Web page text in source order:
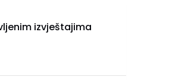
izvještajima